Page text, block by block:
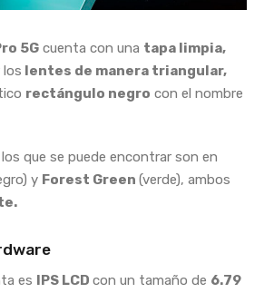
5G cuenta con una tapa limpia,
los lentes de manera triangular,
rectángulo negro con el nombre
que se puede encontrar son en
y Forest Green (verde), ambos
es IPS LCD con un tamaño de 6.79